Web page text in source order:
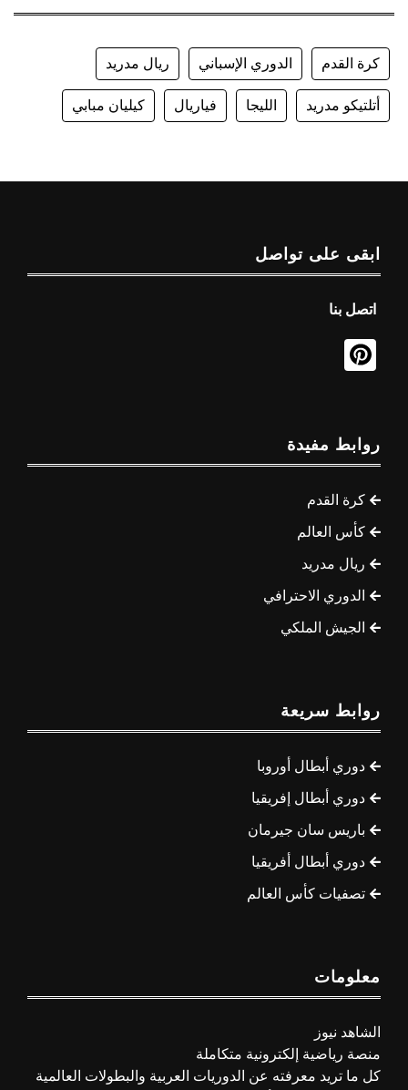
كرة القدم الدوري الإسباني ريال مدريد
أتلتيكو مدريد الليجا فياريال كيليان مبابي
ابقى على تواصل
اتصل بنا
روابط مفيدة
كرة القدم
كأس العالم
ريال مدريد
الدوري الاحترافي
الجيش الملكي
روابط سريعة
دوري أبطال أوروبا
دوري أبطال إفريقيا
باريس سان جيرمان
دوري أبطال أفريقيا
تصفيات كأس العالم
معلومات
الشاهد نيوز
منصة رياضية إلكترونية متكاملة
كل ما تريد معرفته عن الدوريات العربية والبطولات العالمية